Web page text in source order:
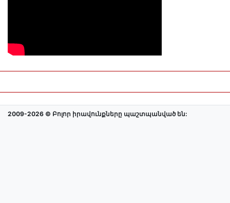
2009-2026 © Բոլոր իրավունքները պաշտպանված են: